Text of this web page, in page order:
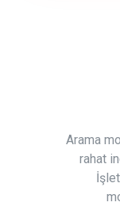
Arama
rahat